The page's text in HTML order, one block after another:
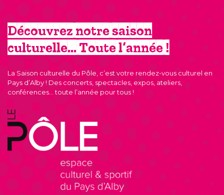
Découvrez notre saison
culturelle… Toute l’année !
La Saison culturelle du Pôle, c’est votre rendez-vous culturel en
Pays d’Alby ! Des concerts, spectacles, expos, ateliers,
conférences… toute l’année pour tous !